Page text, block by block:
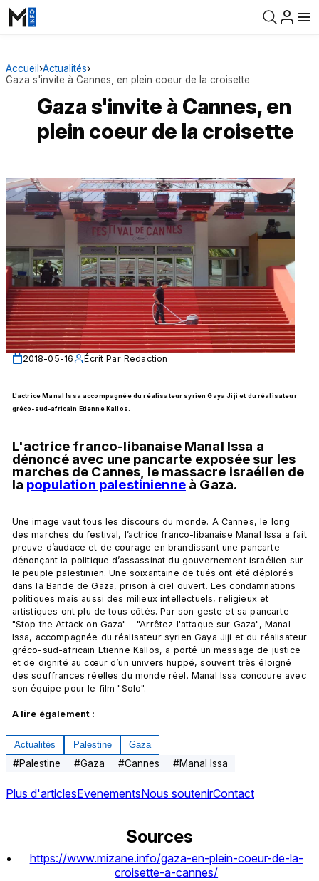
Accueil ›Actualités›
Gaza s'invite à Cannes, en plein coeur de la croisette
Gaza s'invite à Cannes, en
plein coeur de la croisette
2018-05-16 Écrit Par Redaction
L'actrice Manal Issa accompagnée du réalisateur syrien Gaya Jiji et du réalisateur
gréco-sud-africain Etienne Kallos.
L'actrice franco-libanaise Manal Issa a
dénoncé avec une pancarte exposée sur les
marches de Cannes, le massacre israélien de
la population palestinienne à Gaza.
Une image vaut tous les discours du monde. A Cannes, le long
des marches du festival, l’actrice franco-libanaise Manal Issa a fait
preuve d’audace et de courage en brandissant une pancarte
dénonçant la politique d’assassinat du gouvernement israélien sur
le peuple palestinien. Une soixantaine de tués ont été déplorés
dans la Bande de Gaza, prison à ciel ouvert. Les condamnations
politiques mais aussi des milieux intellectuels, religieux et
artistiques ont plu de tous côtés. Par son geste et sa pancarte
"Stop the Attack on Gaza" - "Arrêtez l'attaque sur Gaza", Manal
Issa, accompagnée du réalisateur syrien Gaya Jiji et du réalisateur
gréco-sud-africain Etienne Kallos, a porté un message de justice
et de dignité au cœur d’un univers huppé, souvent très éloigné
des souffrances réelles du monde réel. Manal Issa concoure avec
son équipe pour le film "Solo".
A lire également :
Actualités Palestine Gaza
#Palestine #Gaza #Cannes #Manal Issa
Plus d'articlesEvenementsNous soutenirContact
Sources
https://www.mizane.info/gaza-en-plein-coeur-de-la-
croisette-a-cannes/